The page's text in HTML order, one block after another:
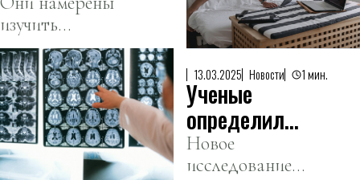
10 дней
лежания в
кровати
изучить
влияние
невесомости на
организм через
эксперимент с
водяными
матрасами.
13.03.2025 Новости 1 мин.
Ученые
определили
возраст
начала
Новое
исследование